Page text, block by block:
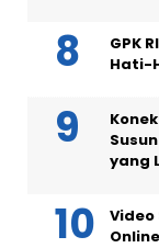
GPK
Hati-
yang
Video